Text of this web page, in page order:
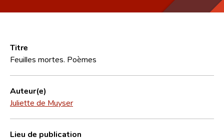
Foire aux questions
CNL
Équipe scientifique
Contact
Titre
Feuilles mortes. Poèmes
Auteur(e)
Juliette de Muyser
Lieu de publication